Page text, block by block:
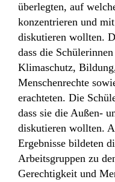
überlegten, auf
konzentrieren und
diskutieren wollten.
dass die
Klimaschutz,
Menschenrechte
erachteten. Die
dass sie die Außen-
diskutieren wollten.
Ergebnisse bildeten
Arbeitsgruppen zu
Gerechtigkeit und